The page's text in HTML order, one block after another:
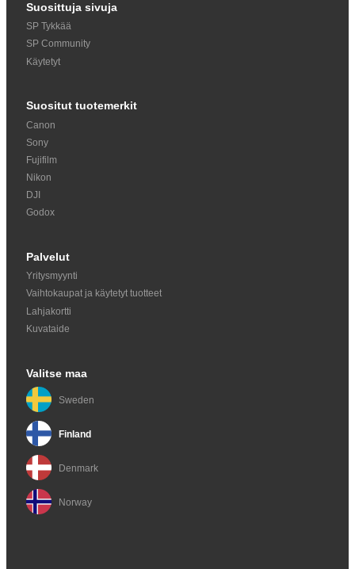
Suosittuja sivuja
SP Tykkää
SP Community
Käytetyt
Suositut tuotemerkit
Canon
Sony
Fujifilm
Nikon
DJI
Godox
Palvelut
Yritysmyynti
Vaihtokaupat ja käytetyt tuotteet
Lahjakortti
Kuvataide
Valitse maa
Sweden
Finland
Denmark
Norway